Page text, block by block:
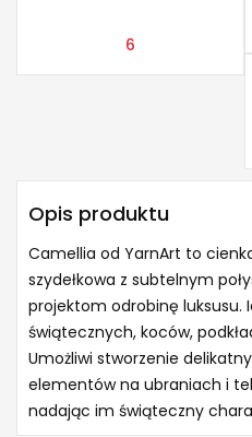
6
Opis produktu
Camellia od YarnArt to
szydełkowa z subtelnym
projektom odrobinę luksusu.
świątecznych, koców,
Umożliwi stworzenie
elementów na ubraniach i
nadając im świąteczny